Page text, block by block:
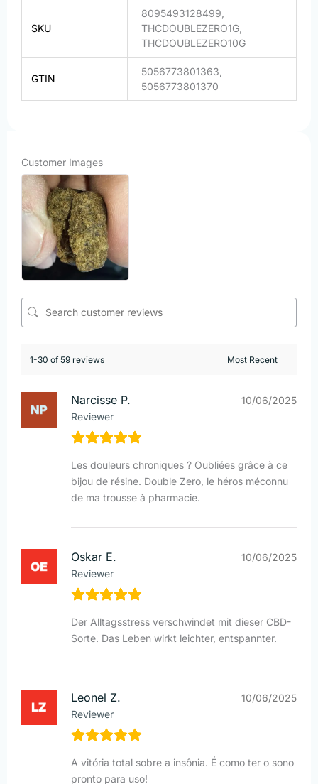
SKU
8095493128499,
THCDOUBLEZERO1G,
THCDOUBLEZERO10G
GTIN
5056773801363,
5056773801370
Customer Images
1-30 of 59 reviews
Narcisse P.
Reviewer
10/06/2025
Les douleurs chroniques ? Oubliées grâce à ce
bijou de résine. Double Zero, le héros méconnu
de ma trousse à pharmacie.
Oskar E.
Reviewer
10/06/2025
Der Alltagsstress verschwindet mit dieser CBD-
Sorte. Das Leben wirkt leichter, entspannter.
Leonel Z.
Reviewer
10/06/2025
A vitória total sobre a insônia. É como ter o sono
pronto para uso!